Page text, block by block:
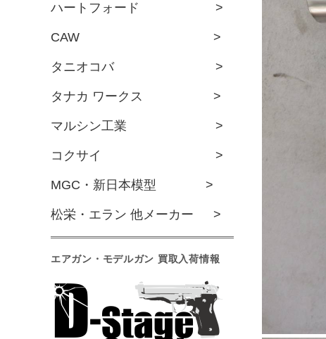
ハートフォード >
CAW >
タニオコバ >
タナカ ワークス >
マルシン工業 >
コクサイ >
MGC・新日本模型 >
松栄・エラン 他メーカー >
エアガン・モデルガン 買取入荷情報